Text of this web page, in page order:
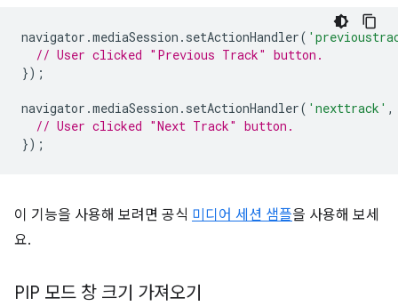
navigator .mediaSession . setActionHandler(
// User clicked "Previous Track" button.
});
navigator .mediaSession . setActionHandler( 'nexttrack' ,
// User clicked "Next Track" button.
});
이 기능을 사용해 보려면 공식 미디어 세션 샘플을 사용해 보세
요.
PIP 모드 창 크기 가져오기